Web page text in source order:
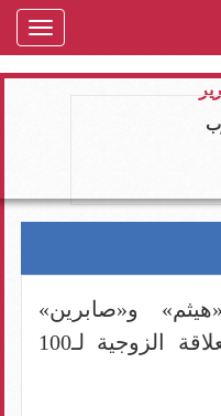
و«صابرين»
ومعركة تخفيض قيمة العلاقة الزوجية لـ100